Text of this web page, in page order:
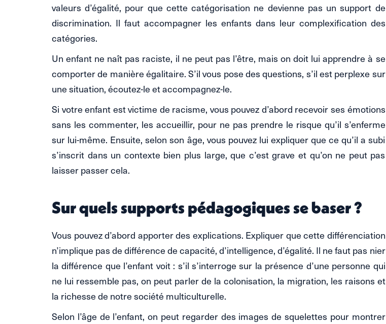
valeurs d’égalité, pour que cette catégorisation ne devienne pas un support de
discrimination. Il faut accompagner les enfants dans leur complexification des
catégories.
Un enfant ne naît pas raciste, il ne peut pas l’être, mais on doit lui apprendre à se
comporter de manière égalitaire. S’il vous pose des questions, s’il est perplexe sur
une situation, écoutez-le et accompagnez-le.
Si votre enfant est victime de racisme, vous pouvez d’abord recevoir ses émotions
sans les commenter, les accueillir, pour ne pas prendre le risque qu’il s’enferme
sur lui-même. Ensuite, selon son âge, vous pouvez lui expliquer que ce qu’il a subi
s’inscrit dans un contexte bien plus large, que c’est grave et qu’on ne peut pas
laisser passer cela.
Sur quels supports pédagogiques se baser ?
Vous pouvez d’abord apporter des explications. Expliquer que cette différenciation
n’implique pas de différence de capacité, d’intelligence, d’égalité. Il ne faut pas nier
la différence que l’enfant voit : s’il s’interroge sur la présence d’une personne qui
ne lui ressemble pas, on peut parler de la colonisation, la migration, les raisons et
la richesse de notre société multiculturelle.
Selon l’âge de l’enfant, on peut regarder des images de squelettes pour montrer